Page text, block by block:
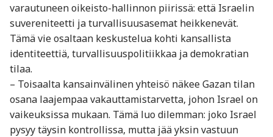
varautuneen oikeisto-hallinnon piirissä: että Israelin
suvereniteetti ja turvallisuusasemat heikkenevät.
Tämä vie osaltaan keskustelua kohti kansallista
identiteettiä, turvallisuuspolitiikkaa ja demokratian
tilaa.
– Toisaalta kansainvälinen yhteisö näkee Gazan tilan
osana laajempaa vakauttamistarvetta, johon Israel on
vaikeuksissa mukaan. Tämä luo dilemman: joko Israel
pysyy täysin kontrollissa, mutta jää yksin vastuun